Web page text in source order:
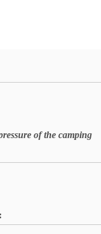
of the camping